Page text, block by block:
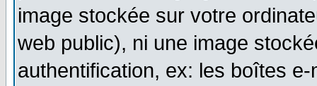
image stockée sur votre
web public), ni une image
authentification, ex: les boîtes